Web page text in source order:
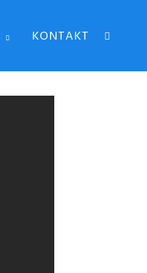
KONTAKT